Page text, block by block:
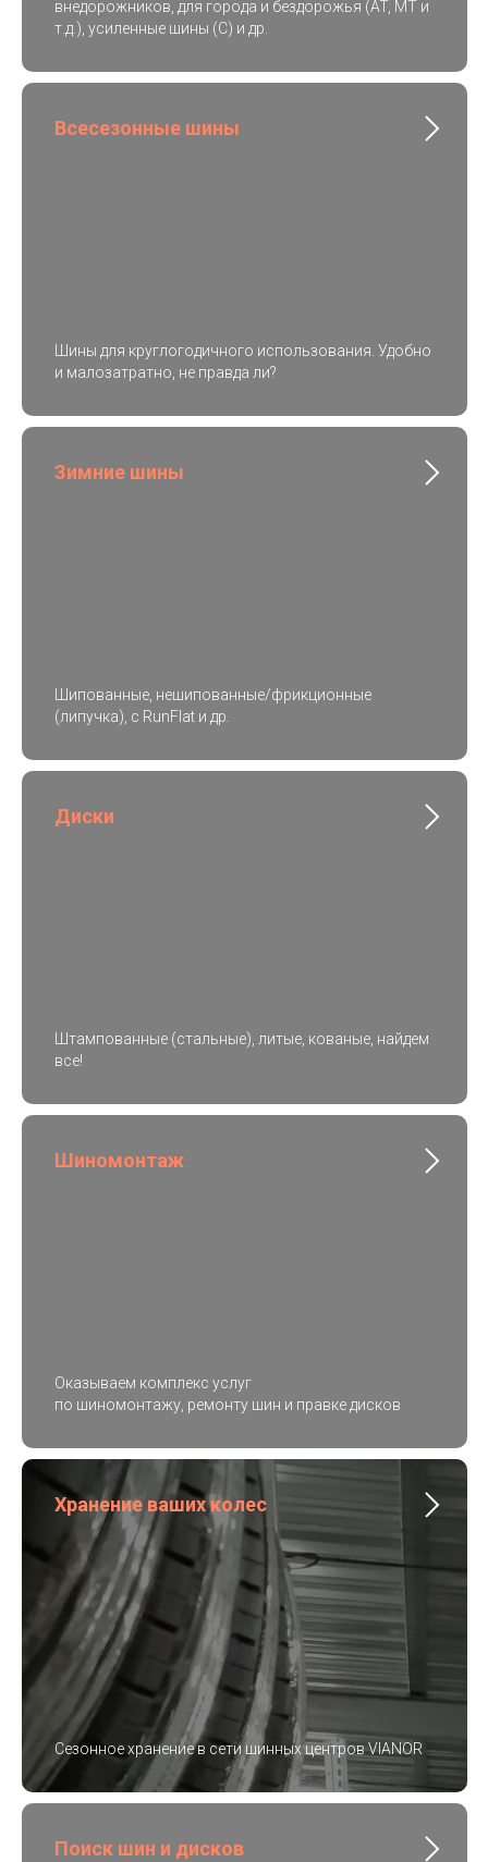
внедорожников, для города и бездорожья (AT, MT и
т.д.), усиленные шины (C) и др.
Всесезонные шины
Шины для круглогодичного использования. Удобно
и малозатратно, не правда ли?
Зимние шины
Шипованные, нешипованные/фрикционные
(липучка), с RunFlat и др.
Диски
Штампованные (стальные), литые, кованые, найдем
все!
Шиномонтаж
Оказываем комплекс услуг
по шиномонтажу, ремонту шин и правке дисков
Хранение ваших колес
Сезонное хранение в сети шинных центров VIANOR
Поиск шин и дисков